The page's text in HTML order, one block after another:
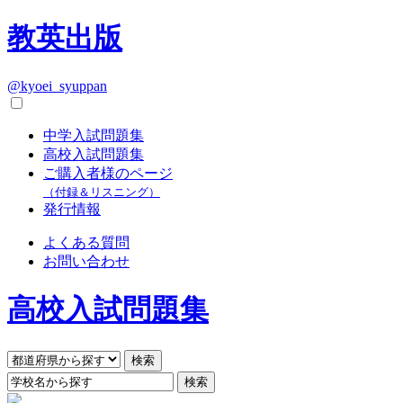
教英出版
@kyoei_syuppan
中学入試問題集
高校入試問題集
ご購入者様のページ
（付録＆リスニング）
発行情報
よくある質問
お問い合わせ
高校入試問題集